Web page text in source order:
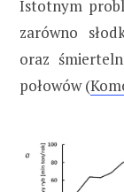
Istotnym
zarówno
oraz
połowów (